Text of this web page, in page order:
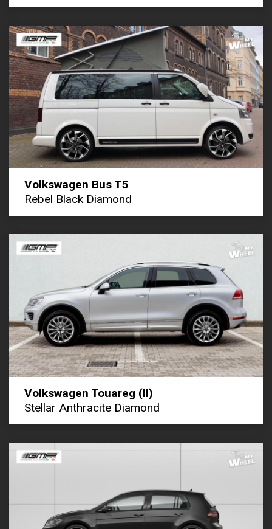
Volkswagen Bus T5
Rebel Black Diamond
Volkswagen Touareg (II)
Stellar Anthracite Diamond